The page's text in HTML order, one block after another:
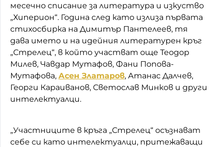
месечно списание за литература и изкуство
„Хиперион“. Година след като излиза първата
стихосбирка на Димитър Пантелеев, тя
дава името и на идейния литературен кръг
„Стрелец“, в който участват още Теодор
Милев, Чавдар Мутафов, Фани Попова-
Мутафова, Асен Златаров, Атанас Далчев,
Георги Караиванов, Светослав Минков и други
интелектуалци.
„Участниците в кръга „Стрелец“ осъзнават
себе си като интелектуалци, притежаващи